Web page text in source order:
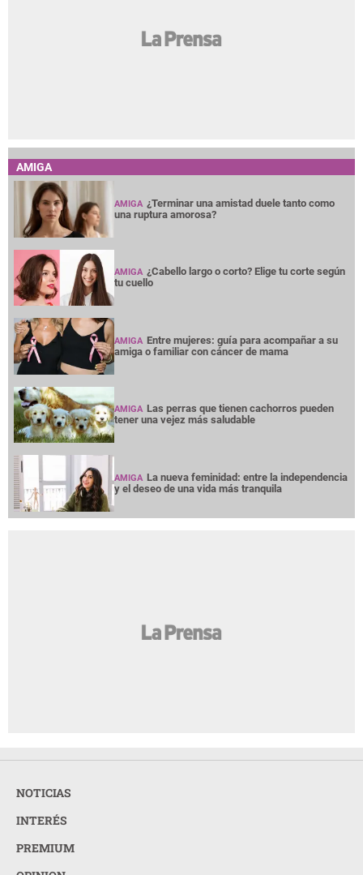
AMIGA
AMIGA ¿Terminar una amistad duele tanto como
una ruptura amorosa?
AMIGA ¿Cabello largo o corto? Elige tu corte según
tu cuello
AMIGA Entre mujeres: guía para acompañar a su
amiga o familiar con cáncer de mama
AMIGA Las perras que tienen cachorros pueden
tener una vejez más saludable
AMIGA La nueva feminidad: entre la independencia
y el deseo de una vida más tranquila
NOTICIAS
INTERÉS
PREMIUM